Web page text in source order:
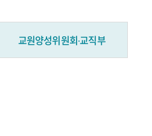
교원양성위원회∙교직부